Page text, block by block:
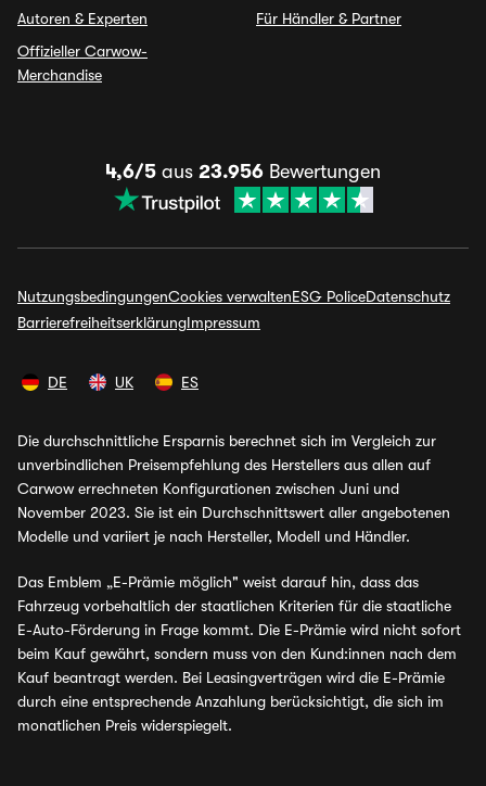
Autoren & Experten
Offizieller Carwow-
Merchandise
Für Händler & Partner
4,6/5 aus 23.956 Bewertungen
NutzungsbedingungenCookies verwaltenESG PoliceDatenschutz
BarrierefreiheitserklärungImpressum
DE UK ES
Die durchschnittliche Ersparnis berechnet sich im Vergleich zur
unverbindlichen Preisempfehlung des Herstellers aus allen auf
Carwow errechneten Konfigurationen zwischen Juni und
November 2023. Sie ist ein Durchschnittswert aller angebotenen
Modelle und variiert je nach Hersteller, Modell und Händler.
Das Emblem „E-Prämie möglich" weist darauf hin, dass das
Fahrzeug vorbehaltlich der staatlichen Kriterien für die staatliche
E-Auto-Förderung in Frage kommt. Die E-Prämie wird nicht sofort
beim Kauf gewährt, sondern muss von den Kund:innen nach dem
Kauf beantragt werden. Bei Leasingverträgen wird die E-Prämie
durch eine entsprechende Anzahlung berücksichtigt, die sich im
monatlichen Preis widerspiegelt.